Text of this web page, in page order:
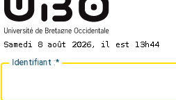
Identifiant :